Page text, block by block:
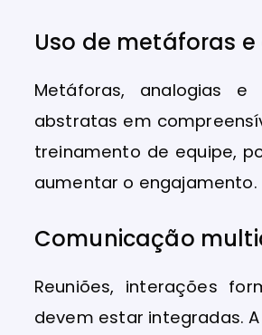
Uso de metáforas
Metáforas, analogias
abstratas em
treinamento de equipe,
aumentar o engajamento.
Comunicação
Reuniões, interações
devem estar integradas.